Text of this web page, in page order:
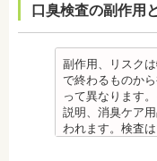
癖が改善されな
療」を終えて歯
位置に戻ろうと
した歯を正しい
す。歯の位置が
があるので、治
さい。
装着時間を守っ
きなかった場合
す。
・特殊な噛み合
は、治療期間が
・舌で歯を押す
が改善されない
ます。
なることもあり
・装置が壊れる
を受診してくだ
・個人差があり
もいます。
・矯正中は、器
りやすく虫歯、
正器具をつけて
【プロフィール】
勤務
フローを受けられ
ウダー粒子をジ
びりついた汚れ
歯科で主に歯の
て使われていま
菌除去にも効果
監修医情報 菊
また検査1ヶ月以
正確な結果が出
合もあります。
なります。
備考
ご自身の唾液の
り、虫歯予防と
す。
口臭検査の副作用
副作用、リスク
で終わるものか
って異なります
説明、消臭ケア
われます。検査